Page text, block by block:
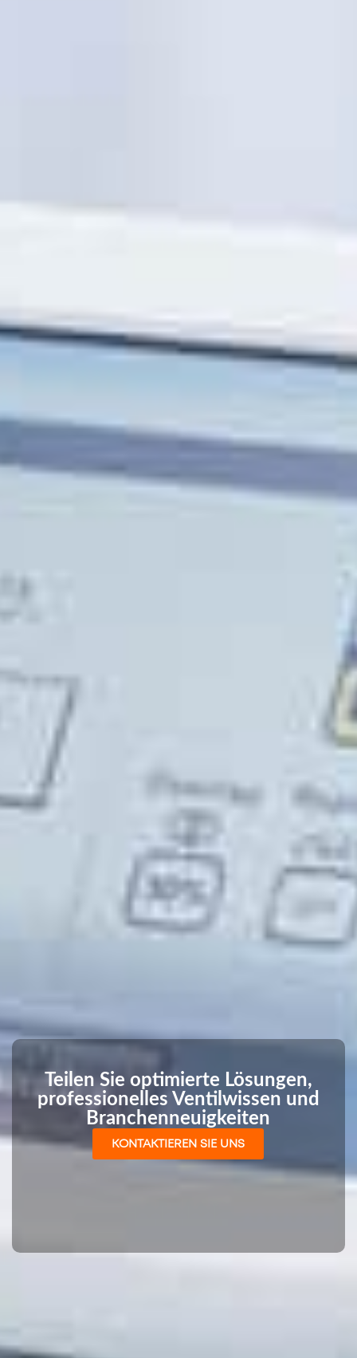
Teilen Sie optimierte Lösungen,
professionelles Ventilwissen und
Branchenneuigkeiten
KONTAKTIEREN SIE UNS